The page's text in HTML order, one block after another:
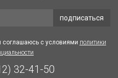
подписаться
соглашаюсь с условиями политики
32-41-50